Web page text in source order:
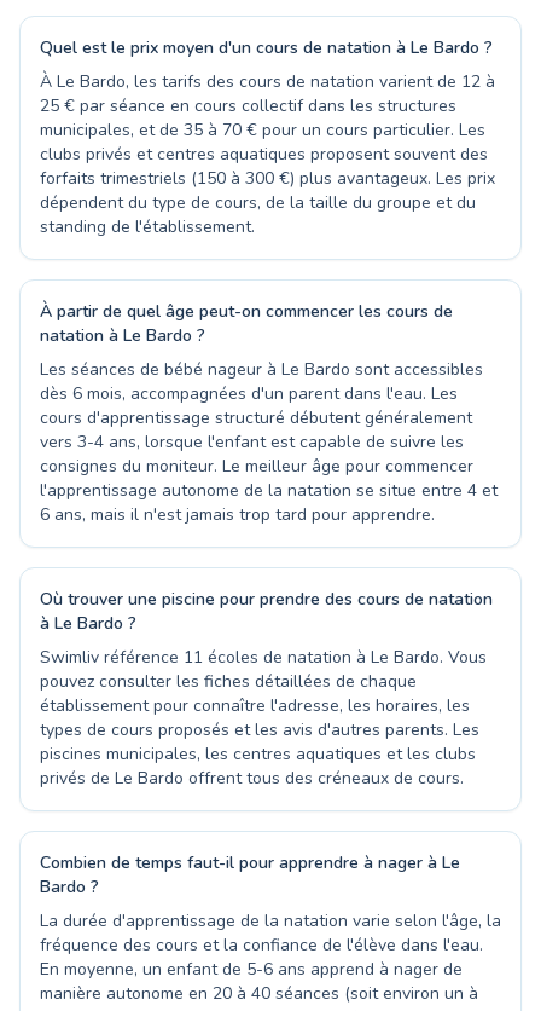
Quel est le prix moyen d'un cours de natation à Le Bardo ?
À Le Bardo, les tarifs des cours de natation varient de 12 à
25 € par séance en cours collectif dans les structures
municipales, et de 35 à 70 € pour un cours particulier. Les
clubs privés et centres aquatiques proposent souvent des
forfaits trimestriels (150 à 300 €) plus avantageux. Les prix
dépendent du type de cours, de la taille du groupe et du
standing de l'établissement.
À partir de quel âge peut-on commencer les cours de
natation à Le Bardo ?
Les séances de bébé nageur à Le Bardo sont accessibles
dès 6 mois, accompagnées d'un parent dans l'eau. Les
cours d'apprentissage structuré débutent généralement
vers 3-4 ans, lorsque l'enfant est capable de suivre les
consignes du moniteur. Le meilleur âge pour commencer
l'apprentissage autonome de la natation se situe entre 4 et
6 ans, mais il n'est jamais trop tard pour apprendre.
Où trouver une piscine pour prendre des cours de natation
à Le Bardo ?
Swimliv référence 11 écoles de natation à Le Bardo. Vous
pouvez consulter les fiches détaillées de chaque
établissement pour connaître l'adresse, les horaires, les
types de cours proposés et les avis d'autres parents. Les
piscines municipales, les centres aquatiques et les clubs
privés de Le Bardo offrent tous des créneaux de cours.
Combien de temps faut-il pour apprendre à nager à Le
Bardo ?
La durée d'apprentissage de la natation varie selon l'âge, la
fréquence des cours et la confiance de l'élève dans l'eau.
En moyenne, un enfant de 5-6 ans apprend à nager de
manière autonome en 20 à 40 séances (soit environ un à